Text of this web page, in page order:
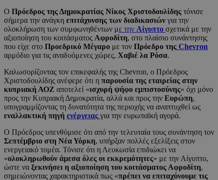
Ο Πρόεδρος της Δημοκρατίας Νίκος Χριστοδουλίδης τόνισε
σήμερα την ανάγκη επιτάχυνσης των διαδικασιών για την
ολοκλήρωση των συμφωνηθέντων με την Αίγυπτο σχετικά με την
αξιοποίηση του κοιτάσματος Αφροδίτη, στο πλαίσιο συνάντησης
που είχε στο Προεδρικό Μέγαρο με τον Πρόεδρο της Chevron
αρμόδιο για τις αναδυόμενες χώρες, Χαβιέ λα Ρόσα.
Καλωσορίζοντας τον επικεφαλής της Chevron, ο Πρόεδρος
Χριστοδουλίδης ανέφερε ότι η παρουσία της εταιρείας στην
κυπριακή ΑΟΖ αποτελεί «ισχυρή ψήφο εμπιστοσύνης» όχι μόνο
προς την Κυπριακή Δημοκρατία, αλλά και προς την Ευρώπη,
υπογραμμίζοντας τη δυνατότητα της περιοχής να αναπτυχθεί ως
εναλλακτική πηγή ενέργειας για την ευρωπαϊκή αγορά.
Ο Πρόεδρος υπενθύμισε ότι από την τελευταία τους συνάντηση τον
Σεπτέμβριο στη Νέα Υόρκη, υπήρξαν πολλές εξελίξεις στον
ενεργειακό τομέα. Τόνισε ότι η Λευκωσία επιδιώκει να
«ολοκληρωθούν άμεσα όλες οι εκκρεμότητες» με την Αίγυπτο,
ώστε να ξεκινήσει η αξιοποίηση του κοιτάσματος Αφροδίτη,
σημειώνοντας χαρακτηριστικά πως «πρέπει να επιταχύνουμε τις